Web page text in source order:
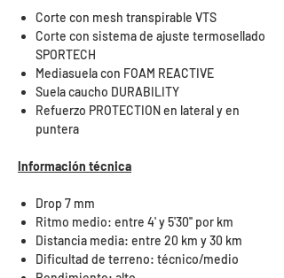
Corte con mesh transpirable VTS
Corte con sistema de ajuste termosellado
SPORTECH
Mediasuela con FOAM REACTIVE
Suela caucho DURABILITY
Refuerzo PROTECTION en lateral y en
puntera
Información técnica
Drop 7 mm
Ritmo medio: entre 4' y 5'30'' por km
Distancia media: entre 20 km y 30 km
Dificultad de terreno: técnico/medio